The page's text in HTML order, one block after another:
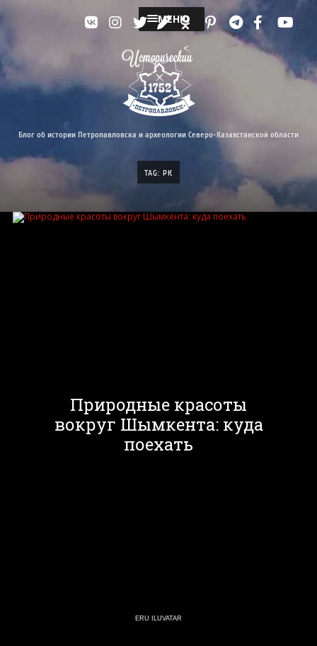
МЕНЮ
Блог об истории Петропавловска и археологии Северо-Казахстанской области
TAG: РК
Природные красоты
вокруг Шымкента: куда
поехать
ERU ILUVATAR